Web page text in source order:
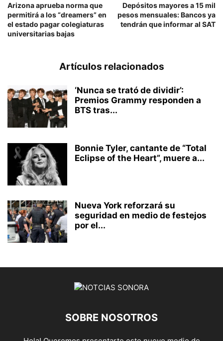
Arizona aprueba norma que
permitirá a los “dreamers” en
el estado pagar colegiaturas
universitarias bajas
Depósitos mayores a 15 mil
pesos mensuales: Bancos ya
tendrán que informar al SAT
Artículos relacionados
‘Nunca se trató de dividir’:
Premios Grammy responden a
BTS tras...
Bonnie Tyler, cantante de “Total
Eclipse of the Heart”, muere a...
Nueva York reforzará su
seguridad en medio de festejos
por el...
SOBRE NOSOTROS